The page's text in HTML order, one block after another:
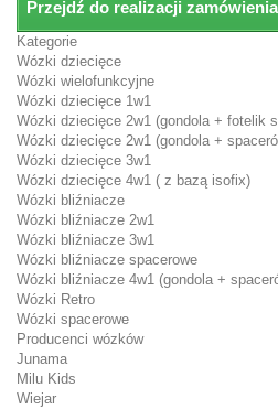
Przejdź do realizacji zamówienia
Kategorie
Wózki dziecięce
Wózki wielofunkcyjne
Wózki dziecięce 1w1
Wózki dziecięce 2w1 (gondola + fotelik
Wózki dziecięce 2w1 (gondola +
Wózki dziecięce 3w1
Wózki dziecięce 4w1 ( z bazą isofix)
Wózki bliźniacze
Wózki bliźniacze 2w1
Wózki bliźniacze 3w1
Wózki bliźniacze spacerowe
Wózki bliźniacze 4w1 (gondola +
Wózki Retro
Wózki spacerowe
Producenci wózków
Junama
Milu Kids
Wiejar